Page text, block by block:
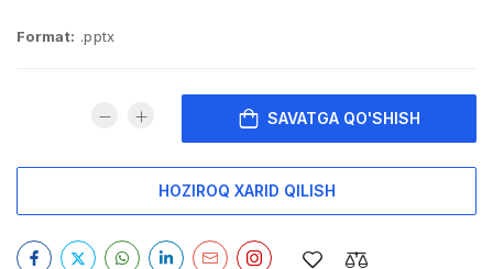
Format: .pptx
SAVATGA QO'SHISH
HOZIROQ XARID QILISH